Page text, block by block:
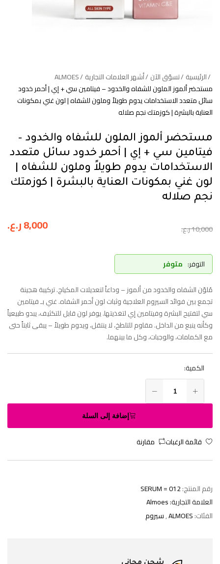
الرئيسية تسوّق الآن أشهر العلامات التجارية ALMOES
مستحضر ألموز الملون للشفاه والخدود – فيتامين سي + إي | أحمر خدود
سائل متعدد الاستخدامات يدوم طويلاً وملون للشفاه | لون غني بمكونات
العناية بالبشرة | كوزمتك نجم صلاله
مستحضر ألموز الملون للشفاه والخدود –
فيتامين سي + إي | أحمر خدود سائل متعدد
الاستخدامات يدوم طويلاً وملون للشفاه |
لون غني بمكونات العناية بالبشرة | كوزمتك
نجم صلاله
10,000ر.ع. 8,000ر.ع.
التوفر: متوفر
مُلوّن الشفاه والخدود من ألموز – وداعاً لتعديلات المكياج. تركيبة هجينة
تجمع بين فوائد السيروم العلاجية وثبات لون أحمر الشفاه. غني بـ فيتامين
سي لتفتيح البشرة وفيتامين إي لتغذيتها. يوفر لون قابل للتكثيف، يبدو طبيعياً
وكأنه ينبع من الداخل. مقاوم للتلطخ، لا ينتقل، ويدوم طويلاً – يبقى ثابتاً حتى
مع الكمامات، والوجبات، وكل ما بينهما.
الكمية:
إضافة إلى السلة
قائمة الرغبات مقارنة
رقم المنتج:SERUM = 012
العلامة التجارية:Almoes
الفئات:ALMOES
,سيروم